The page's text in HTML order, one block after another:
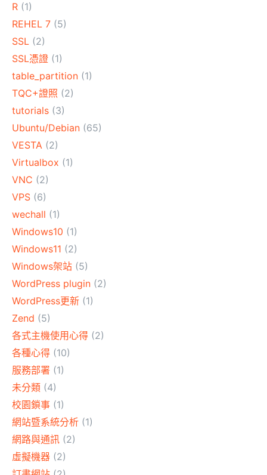
R (1)
REHEL 7 (5)
SSL (2)
SSL憑證 (1)
table_partition (1)
TQC+證照 (2)
tutorials (3)
Ubuntu/Debian (65)
VESTA (2)
Virtualbox (1)
VNC (2)
VPS (6)
wechall (1)
Windows10 (1)
Windows11 (2)
Windows架站 (5)
WordPress plugin (2)
WordPress更新 (1)
Zend (5)
各式主機使用心得 (2)
各種心得 (10)
服務部署 (1)
未分類 (4)
校園鎖事 (1)
網站暨系統分析 (1)
網路與通訊 (2)
虛擬機器 (2)